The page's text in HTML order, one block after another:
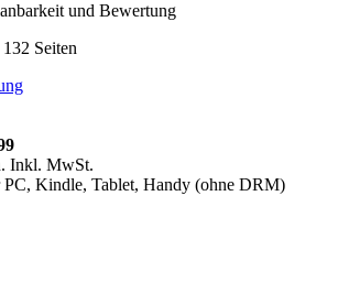
und Bewertung
Seiten
Inkl. MwSt.
Kindle, Tablet, Handy (ohne DRM)